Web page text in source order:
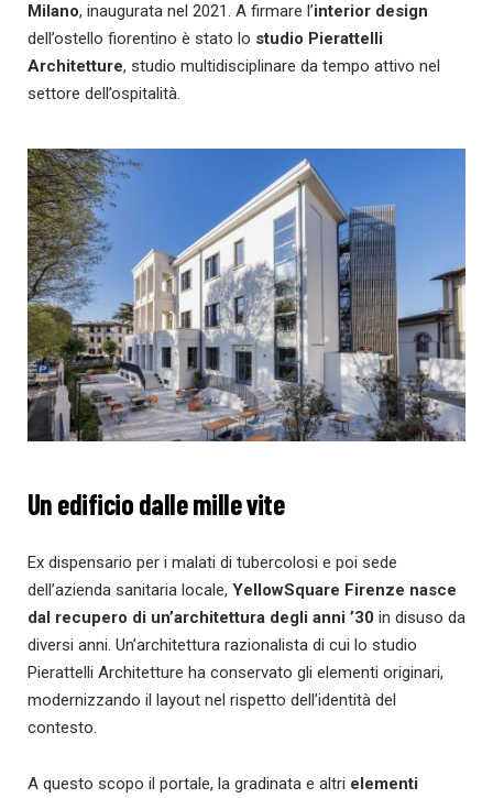
Milano, inaugurata nel 2021. A firmare l’interior design
dell’ostello fiorentino è stato lo studio Pierattelli
Architetture, studio multidisciplinare da tempo attivo nel
settore dell’ospitalità.
Un edificio dalle mille vite
Ex dispensario per i malati di tubercolosi e poi sede
dell’azienda sanitaria locale, YellowSquare Firenze nasce
dal recupero di un’architettura degli anni ’30 in disuso da
diversi anni. Un’architettura razionalista di cui lo studio
Pierattelli Architetture ha conservato gli elementi originari,
modernizzando il layout nel rispetto dell’identità del
contesto.
A questo scopo il portale, la gradinata e altri elementi